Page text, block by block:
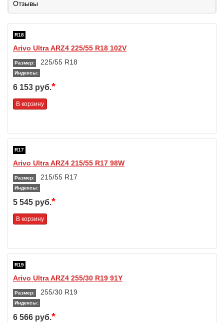
Отзывы
R18
Arivo Ultra ARZ4 225/55 R18 102V
Размер: 225/55 R18
Индексы:
6 153 руб.*
В корзину
R17
Arivo Ultra ARZ4 215/55 R17 98W
Размер: 215/55 R17
Индексы:
5 545 руб.*
В корзину
R19
Arivo Ultra ARZ4 255/30 R19 91Y
Размер: 255/30 R19
Индексы:
6 566 руб.*